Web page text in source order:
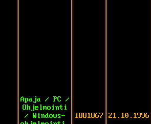
Apaja / PC /
Ohjelmointi
/ Windows-
1881867 21.10.1996